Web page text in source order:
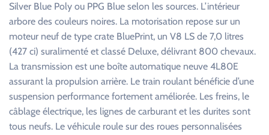
Silver Blue Poly ou PPG Blue selon les sources. L’intérieur
arbore des couleurs noires. La motorisation repose sur un
moteur neuf de type crate BluePrint, un V8 LS de 7,0 litres
(427 ci) suralimenté et classé Deluxe, délivrant 800 chevaux.
La transmission est une boîte automatique neuve 4L80E
assurant la propulsion arrière. Le train roulant bénéficie d’une
suspension performance fortement améliorée. Les freins, le
câblage électrique, les lignes de carburant et les durites sont
tous neufs. Le véhicule roule sur des roues personnalisées